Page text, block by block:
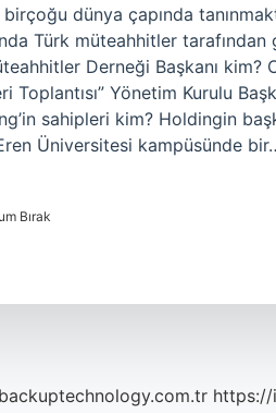
dünya çapında
Türk müteahhitler tarafından
Derneği Başkanı kim?
Yönetim Kurulu
sahipleri kim? Holdingin
Üniversitesi kampüsünde
Bırak